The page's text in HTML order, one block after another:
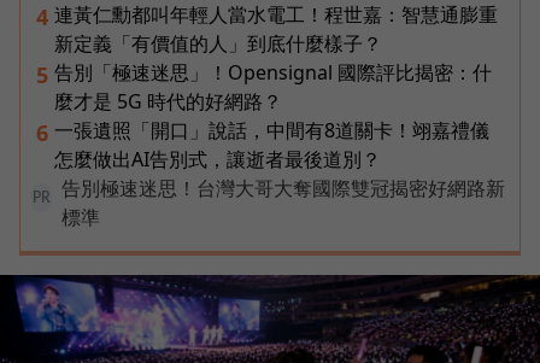
4 連黃仁勳都叫年輕人當水電工！程世嘉：智慧通膨重
新定義「有價值的人」到底什麼樣子？
5 告別「極速迷思」！Opensignal 國際評比揭密：什
麼才是 5G 時代的好網路？
6 一張遺照「開口」說話，中間有8道關卡！翊嘉禮儀
怎麼做出AI告別式，讓逝者最後道別？
PR
告別極速迷思！台灣大哥大奪國際雙冠揭密好網路新
標準